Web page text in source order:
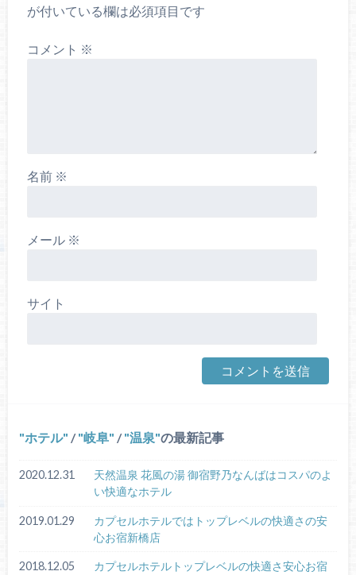
が付いている欄は必須項目です
コメント ※
名前 ※
メール ※
サイト
ホテル / 岐阜 / 温泉 の最新記事
2020.12.31
天然温泉 花風の湯 御宿野乃なんばはコスパのよ
い快適なホテル
2019.01.29
カプセルホテルではトップレベルの快適さの安
心お宿新橋店
2018.12.05
カプセルホテルトップレベルの快適さ安心お宿